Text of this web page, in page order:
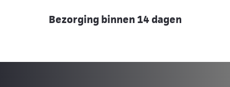
Bezorging binnen 14 dagen